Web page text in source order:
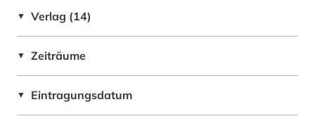
iran (2)
iranistik (10)
Japan (1)
Kanada (1)
▼ Verlag (14)
▼ Zeiträume
▼ Eintragungsdatum